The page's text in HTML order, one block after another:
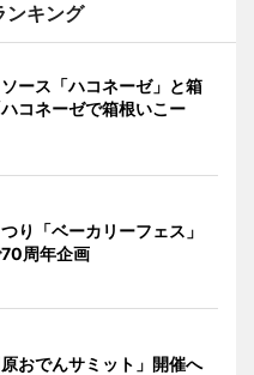
ンキング
ース「ハコネーゼ」と箱
コネーゼで箱根いこー
り「ベーカリーフェス」
周年企画
おでんサミット」開催へ